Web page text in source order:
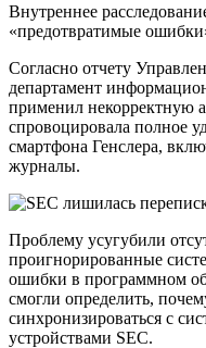
Внутреннее
«предотвратимые
Согласно отчету
департамент
применил некорректную
спровоцировала полное
смартфона Генслера,
журналы.
Проблему усугубили
проигнорированные
ошибки в программном
смогли определить,
синхронизироваться с
устройствами SEC.